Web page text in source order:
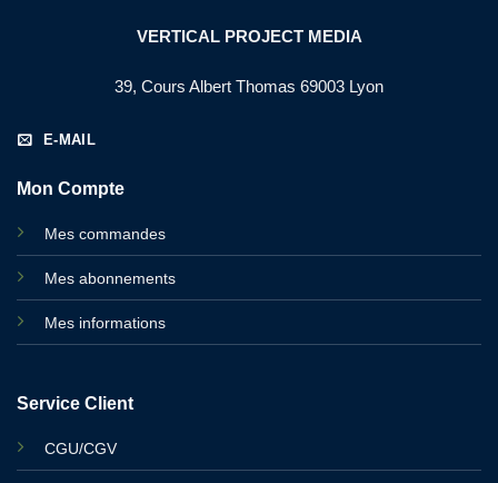
VERTICAL PROJECT MEDIA
39, Cours Albert Thomas 69003 Lyon
E-MAIL
Mon Compte
Mes commandes
Mes abonnements
Mes informations
Service Client
CGU/CGV